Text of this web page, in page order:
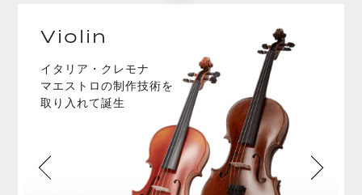
Violin
イタリア・クレモナ
マエストロの制作技術を
取り入れて誕生